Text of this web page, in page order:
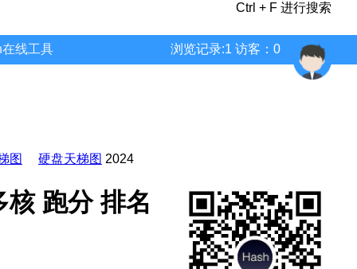
Ctrl + F 进行搜索
线工具 浏览记录:1 访客：0
图 硬盘天梯图 2024
跑分 排名